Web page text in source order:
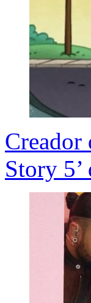
Creador
Story